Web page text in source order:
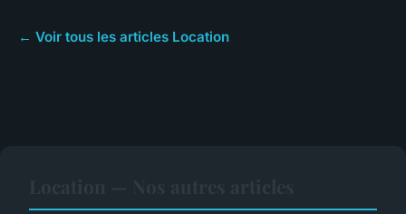
← Voir tous les articles Location